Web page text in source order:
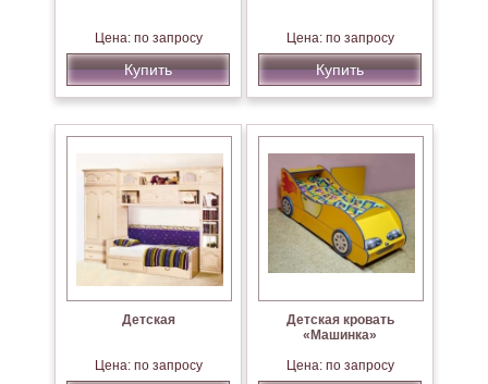
Цена: по запросу
Купить
Цена: по запросу
Купить
Детская
Цена: по запросу
Детская кровать
«Машинка»
Цена: по запросу